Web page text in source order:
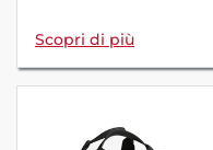
Scopri di più